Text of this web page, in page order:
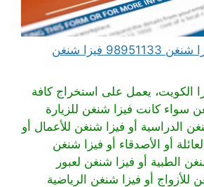
مكتب استخراج فيزا شنغن 98951133 فيزا شنغن
الكويت، يعمل على استخراج كافة
سواء كانت فيزا شنغن للزيارة
الدراسية أو فيزا شنغن للأعمال أو
أو الأصدقاء أو فيزا شنغن
الطبية أو فيزا شنغن لعبور
للأزواج أو فيزا شنغن الرياضية